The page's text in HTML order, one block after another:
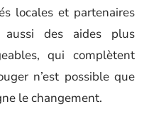
locales et partenaires
aussi des aides plus
qui complètent
n’est possible que
le changement.